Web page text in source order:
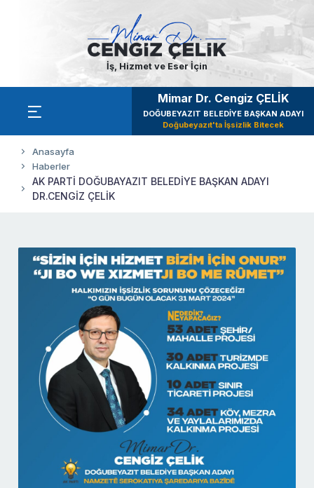
İş, Hizmet ve Eser İçin
Mimar Dr. Cengiz ÇELİK
DOĞUBEYAZIT BELEDİYE BAŞKAN ADAYI
Doğubeyazıt'ta İşsizlik Bitecek
Anasayfa
Haberler
AK PARTİ DOĞUBAYAZIT BELEDİYE BAŞKAN ADAYI
DR.CENGİZ ÇELİK